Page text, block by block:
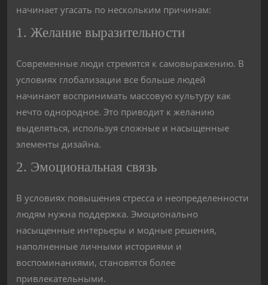
начинает угасать по нескольким причинам:
1. Желание выразительности
Современные люди стремятся к самовыражению. В
условиях глобализации все больше людей
начинают воспринимать массовую культуру как
нечто однородное. Это приводит к желанию
выделяться, используя сложные и насыщенные
элементы дизайна.
2. Эмоциональная связь
В условиях повышения стресса и неопределенности
людям нужна поддержка. Эмоционально
насыщенные интерьеры и модные решения,
наполненные личными историями и
воспоминаниями, становятся более
привлекательными.